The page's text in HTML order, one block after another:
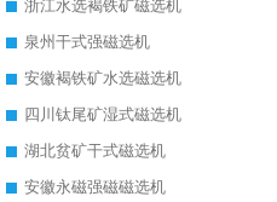
浙江水选褐铁矿磁选机
泉州干式强磁选机
安徽褐铁矿水选磁选机
四川钛尾矿湿式磁选机
湖北贫矿干式磁选机
安徽永磁强磁磁选机